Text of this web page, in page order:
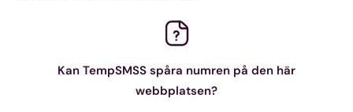
Kan TempSMSS spåra numren på den här
webbplatsen?